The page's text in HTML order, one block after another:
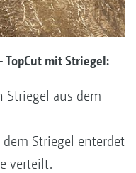
mit Striegel:
Striegel aus dem
Striegel enterdet
verteilt.